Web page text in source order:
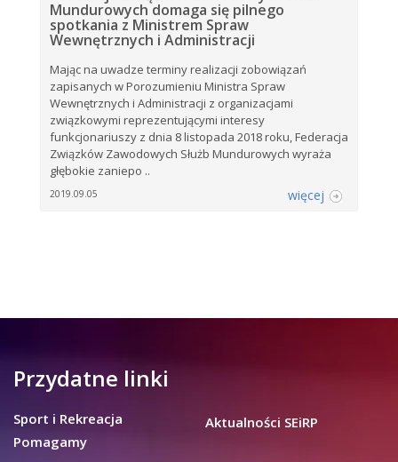
Mundurowych domaga się pilnego
spotkania z Ministrem Spraw
Wewnętrznych i Administracji
Mając na uwadze terminy realizacji zobowiązań
zapisanych w Porozumieniu Ministra Spraw
Wewnętrznych i Administracji z organizacjami
związkowymi reprezentującymi interesy
funkcjonariuszy z dnia 8 listopada 2018 roku, Federacja
Związków Zawodowych Służb Mundurowych wyraża
głębokie zaniepo ..
2019.09.05 więcej
Przydatne linki
Sport i Rekreacja
Pomagamy
Aktualności SEiRP